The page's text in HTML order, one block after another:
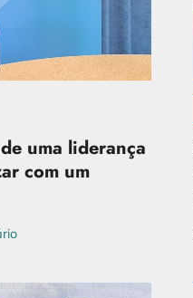
uma liderança
com um